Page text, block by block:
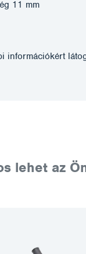
11 mm
információkért
lehet az